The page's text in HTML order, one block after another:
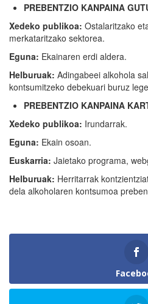
PREBENTZIO KANPAINA
Xedeko publikoa: Ostalaritzako
merkataritzako sektorea.
Eguna: Ekainaren erdi aldera.
Helburuak: Adingabeei alkohola
kontsumitzeko debekuari buruz
PREBENTZIO KANPAINA
Xedeko publikoa: Irundarrak.
Eguna: Ekain osoan.
Euskarria: Jaietako programa,
Helburuak: Herritarrak
dela alkoholaren kontsumoa